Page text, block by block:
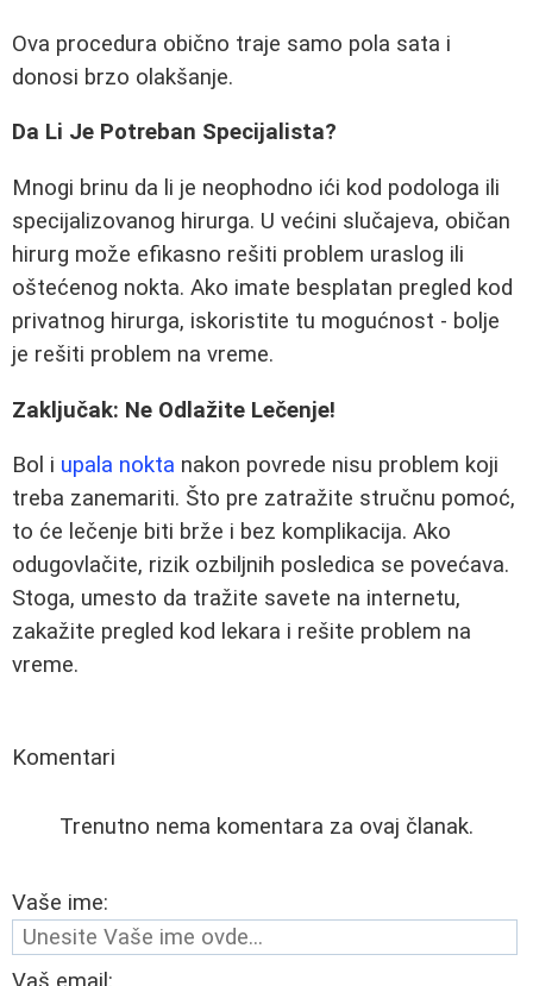
Ova procedura obično traje samo pola sata i
donosi brzo olakšanje.
Da Li Je Potreban Specijalista?
Mnogi brinu da li je neophodno ići kod podologa ili
specijalizovanog hirurga. U većini slučajeva, običan
hirurg može efikasno rešiti problem uraslog ili
oštećenog nokta. Ako imate besplatan pregled kod
privatnog hirurga, iskoristite tu mogućnost - bolje
je rešiti problem na vreme.
Zaključak: Ne Odlažite Lečenje!
Bol i upala nokta nakon povrede nisu problem koji
treba zanemariti. Što pre zatražite stručnu pomoć,
to će lečenje biti brže i bez komplikacija. Ako
odugovlačite, rizik ozbiljnih posledica se povećava.
Stoga, umesto da tražite savete na internetu,
zakažite pregled kod lekara i rešite problem na
vreme.
Komentari
Trenutno nema komentara za ovaj članak.
Vaše ime: